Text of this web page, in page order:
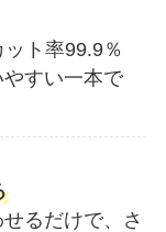
ト率99.9％
すい一本で
るだけで、さ